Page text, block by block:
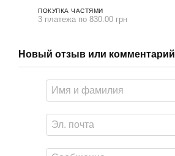
ПОКУПКА ЧАСТЯМИ
3 платежа по 830.00 грн
Новый отзыв или комментарий